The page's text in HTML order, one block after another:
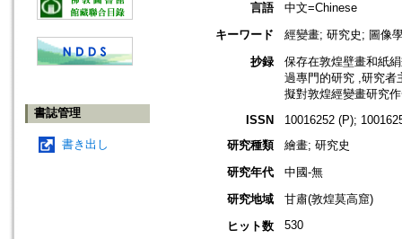
書誌管理
書き出し
言語
中文=Chinese
キーワード
經變畫; 研究史; 圖像
抄録
保存在敦煌壁畫和紙
過專門的研究 ,研究者
擬對敦煌經變畫研究
ISSN
10016252 (P);
研究種類
繪畫; 研究史
研究年代
中國-無
研究地域
甘肅(敦煌莫高窟)
ヒット数
530